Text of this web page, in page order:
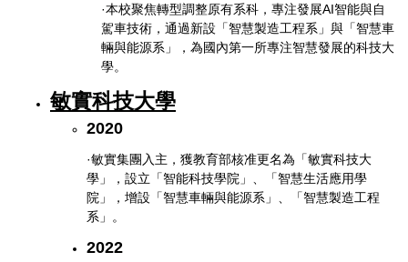
·本校聚焦轉型調整原有系科，專注發展AI智能與自
駕車技術，通過新設「智慧製造工程系」與「智慧車
輛與能源系」，為國內第一所專注智慧發展的科技大
學。
敏實科技大學
2020
·敏實集團入主，獲教育部核准更名為「敏實科技大
學」，設立「智能科技學院」、「智慧生活應用學
院」，增設「智慧車輛與能源系」、「智慧製造工程
系」。
2022